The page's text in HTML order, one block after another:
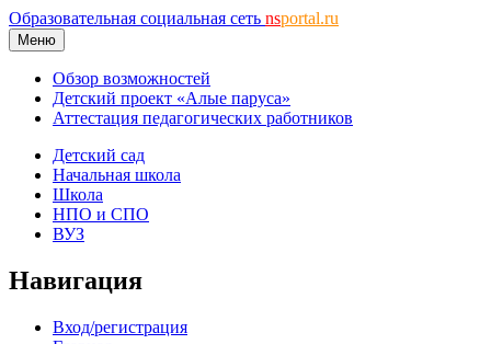
Образовательная социальная сеть nsportal.ru
Меню
Обзор возможностей
Детский проект «Алые паруса»
Аттестация педагогических работников
Детский сад
Начальная школа
Школа
НПО и СПО
ВУЗ
Навигация
Вход/регистрация